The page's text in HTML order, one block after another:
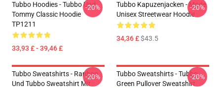
Tubbo Hoodies - Tubbo Und
Tommy Classic Hoodie
TP1211
33,93 £ - 39,46 £
-20%
Tubbo Kapuzenjacken - Mode
Unisex Streetwear Hoodie
34,36 £$43.5
-20%
Tubbo Sweatshirts - Ranboo
Und Tubbo Sweatshirt Mit
-20%
Tubbo Sweatshirts - Tubbo
Green Pullover Sweatshirt
-20%